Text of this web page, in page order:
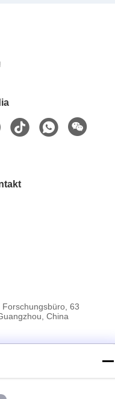
63
China